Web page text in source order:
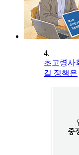
4.
초고령사
길 정책은